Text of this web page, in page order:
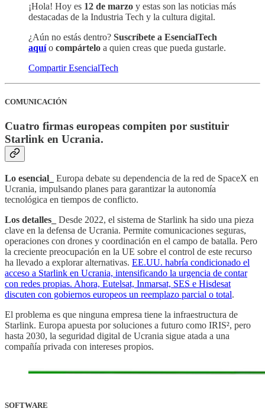
¡Hola! Hoy es 12 de marzo y estas son las noticias más
destacadas de la Industria Tech y la cultura digital.
¿Aún no estás dentro? Suscríbete a EsencialTech
aquí o compártelo a quien creas que pueda gustarle.
Compartir EsencialTech
COMUNICACIÓN
Cuatro firmas europeas compiten por sustituir
Starlink en Ucrania.
Lo esencial_ Europa debate su dependencia de la red de SpaceX en
Ucrania, impulsando planes para garantizar la autonomía
tecnológica en tiempos de conflicto.
Los detalles_ Desde 2022, el sistema de Starlink ha sido una pieza
clave en la defensa de Ucrania. Permite comunicaciones seguras,
operaciones con drones y coordinación en el campo de batalla. Pero
la creciente preocupación en la UE sobre el control de este recurso
ha llevado a explorar alternativas. EE.UU. habría condicionado el
acceso a Starlink en Ucrania, intensificando la urgencia de contar
con redes propias. Ahora, Eutelsat, Inmarsat, SES e Hisdesat
discuten con gobiernos europeos un reemplazo parcial o total.
El problema es que ninguna empresa tiene la infraestructura de
Starlink. Europa apuesta por soluciones a futuro como IRIS², pero
hasta 2030, la seguridad digital de Ucrania sigue atada a una
compañía privada con intereses propios.
SOFTWARE